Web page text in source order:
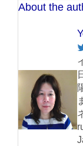
About the